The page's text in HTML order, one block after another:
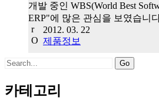
개발 중인 WBS(World Best
ERP"에 많은 관심을 보였습니
2012. 03. 22
제품정보
Search
카테고리